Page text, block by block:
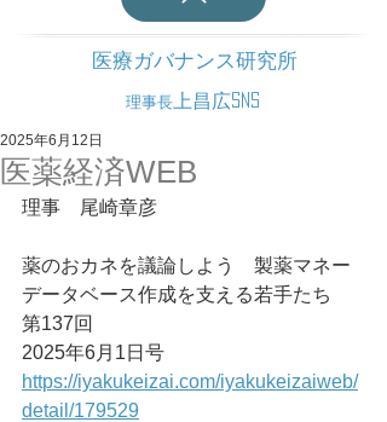
医療ガバナンス研究所
理事長 上昌広SNS
医薬経済WEB
2025年6月12日
理事　尾崎章彦
薬のおカネを議論しよう　製薬マネー
データベース作成を支える若手たち
第137回
2025年6月1日号
https://iyakukeizai.com/iyakukeizaiweb/
detail/179529